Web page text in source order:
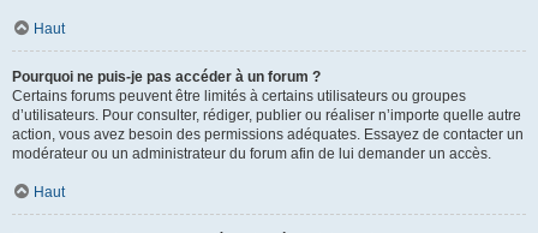
Haut
Pourquoi ne puis-je pas accéder à un forum ?
Certains forums peuvent être limités à certains utilisateurs ou groupes
d’utilisateurs. Pour consulter, rédiger, publier ou réaliser n’importe quelle autre
action, vous avez besoin des permissions adéquates. Essayez de contacter un
modérateur ou un administrateur du forum afin de lui demander un accès.
Haut